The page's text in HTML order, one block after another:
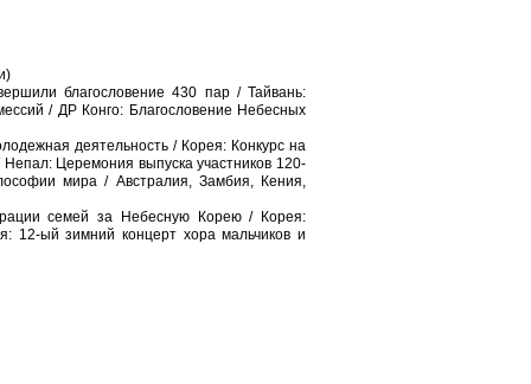
благословение 430 пар / Тайвань:
/ ДР Конго: Благословение Небесных
деятельность / Корея: Конкурс на
Церемония выпуска участников 120-
мира / Австралия, Замбия, Кения,
семей за Небесную Корею / Корея:
12-ый зимний концерт хора мальчиков и